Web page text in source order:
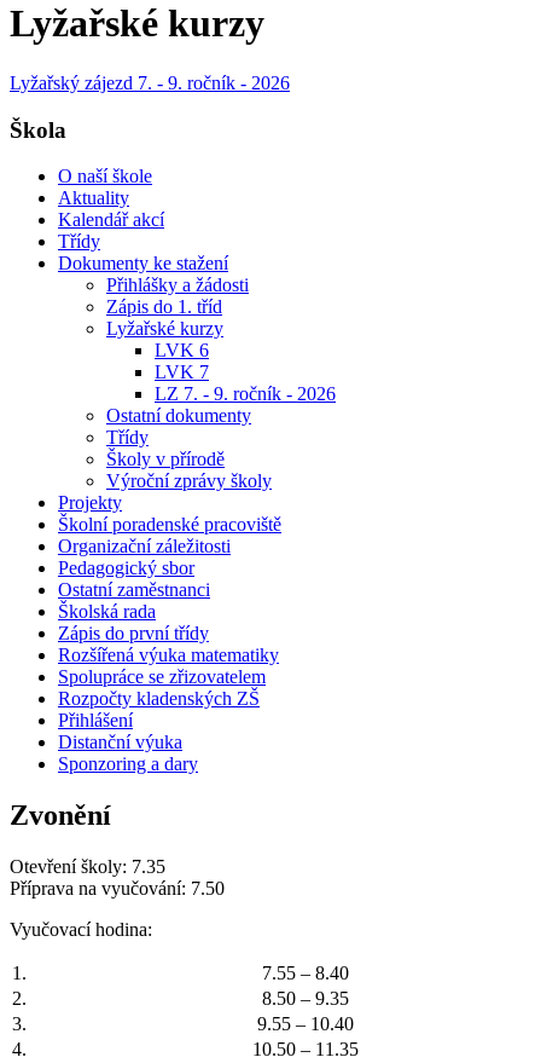
Lyžařské kurzy
Lyžařský zájezd 7. - 9. ročník - 2026
Škola
O naší škole
Aktuality
Kalendář akcí
Třídy
Dokumenty ke stažení
Přihlášky a žádosti
Zápis do 1. tříd
Lyžařské kurzy
LVK 6
LVK 7
LZ 7. - 9. ročník - 2026
Ostatní dokumenty
Třídy
Školy v přírodě
Výroční zprávy školy
Projekty
Školní poradenské pracoviště
Organizační záležitosti
Pedagogický sbor
Ostatní zaměstnanci
Školská rada
Zápis do první třídy
Rozšířená výuka matematiky
Spolupráce se zřizovatelem
Rozpočty kladenských ZŠ
Přihlášení
Distanční výuka
Sponzoring a dary
Zvonění
Otevření školy: 7.35
Příprava na vyučování: 7.50
Vyučovací hodina:
1.
7.55 – 8.40
2.
8.50 – 9.35
3.
9.55 – 10.40
4.
10.50 – 11.35